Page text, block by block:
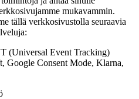
mukavammin.
tällä verkkosivustolla seuraavia
(Universal Event Tracking)
Google Consent Mode, Klarna,